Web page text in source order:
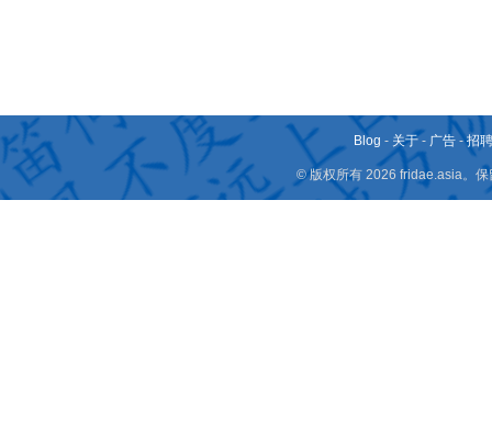
Blog - 关于 - 广告 -招
© 版权所有 2026 fridae.asia。